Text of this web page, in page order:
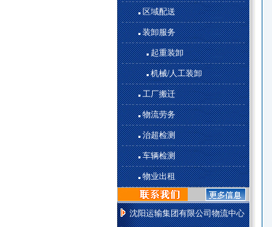
区域配送
装卸服务
起重装卸
机械/人工装卸
工厂搬迁
物流劳务
治超检测
车辆检测
物业出租
沈阳运输集团有限公司物流中心